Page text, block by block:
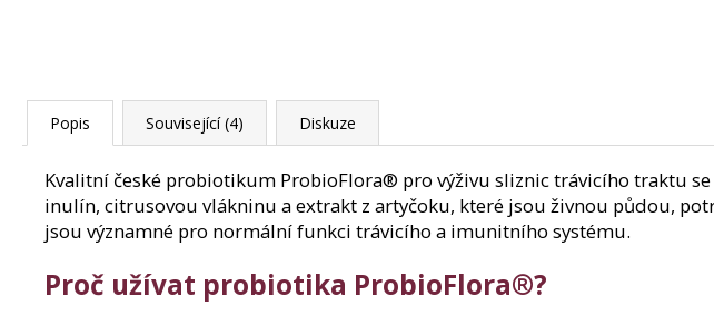
Popis Související (4) Diskuze
Kvalitní české probiotikum ProbioFlora® pro výživu sliznic trávicího traktu
inulín, citrusovou vlákninu a extrakt z artyčoku, které jsou živnou půdou,
jsou významné pro normální funkci trávicího a imunitního systému.
Proč užívat probiotika ProbioFlora®?